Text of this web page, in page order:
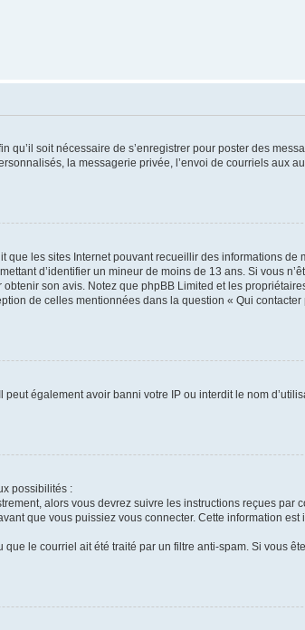
soit nécessaire de s’enregistrer pour poster des
la messagerie privée, l’envoi de courriels aux
que les sites Internet pouvant recueillir des informations de
d’identifier un mineur de moins de 13 ans. Si vous
son avis. Notez que phpBB Limited et les
de celles mentionnées dans la question « Qui
également avoir banni votre IP ou interdit le nom
possibilités :
alors vous devrez suivre les instructions reçues
que vous puissiez vous connecter. Cette information
le courriel ait été traité par un filtre anti-spam. Si vous